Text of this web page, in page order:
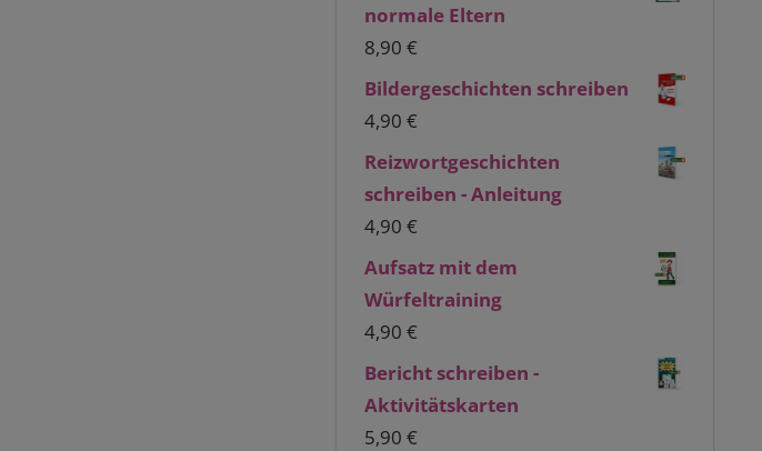
normale Eltern
8,90€
Bildergeschichten schreiben
4,90€
Reizwortgeschichten
schreiben - Anleitung
4,90€
Aufsatz mit dem
Würfeltraining
4,90€
Bericht schreiben -
Aktivitätskarten
5,90€